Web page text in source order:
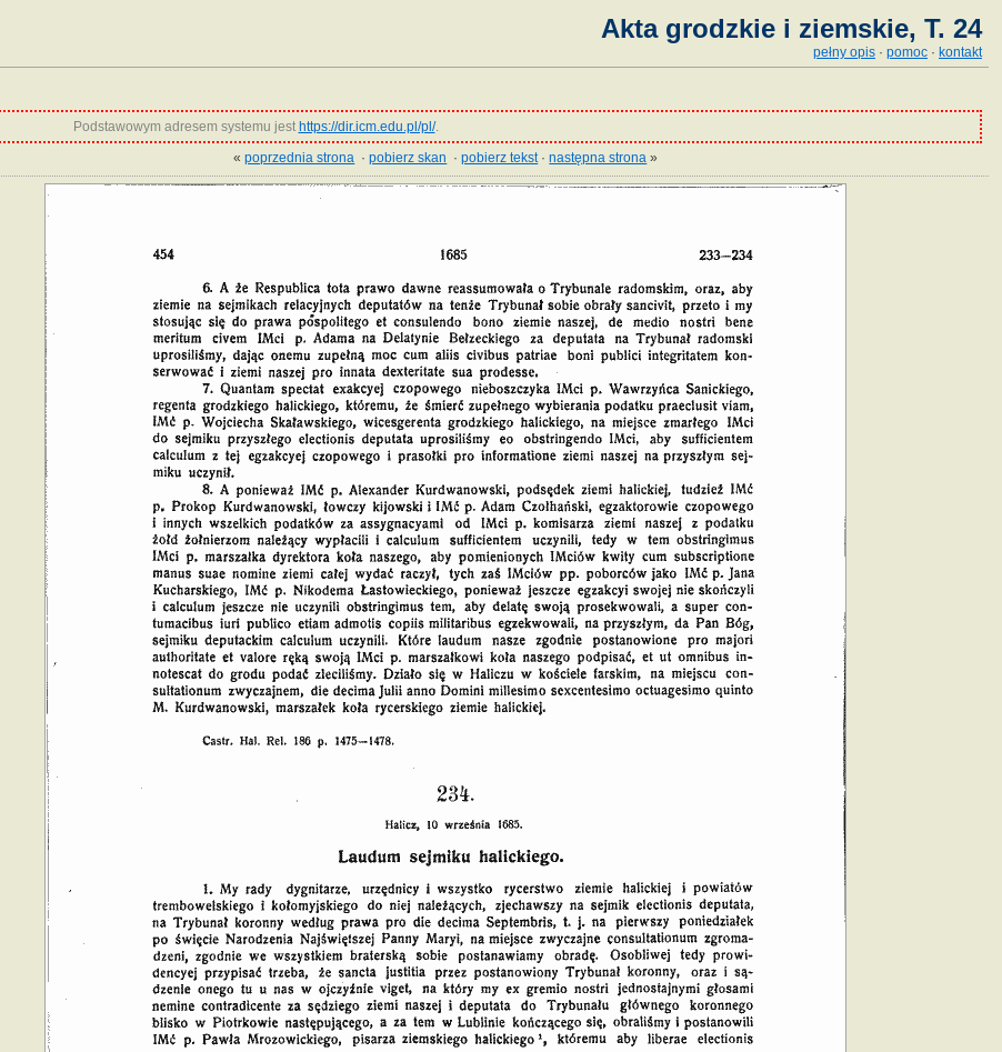
Akta grodzkie i ziemskie, T. 24
pełny opis · pomoc · kontakt
Podstawowym adresem systemu jest https://dir.icm.edu.pl/pl/.
«poprzednia strona ·pobierz skan ·pobierz tekst·następna strona »